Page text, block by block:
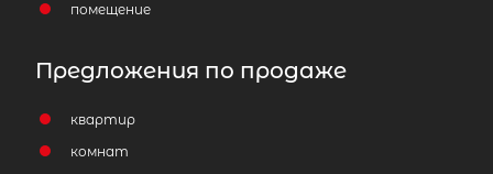
помещение
Предложения по продаже
квартир
комнат